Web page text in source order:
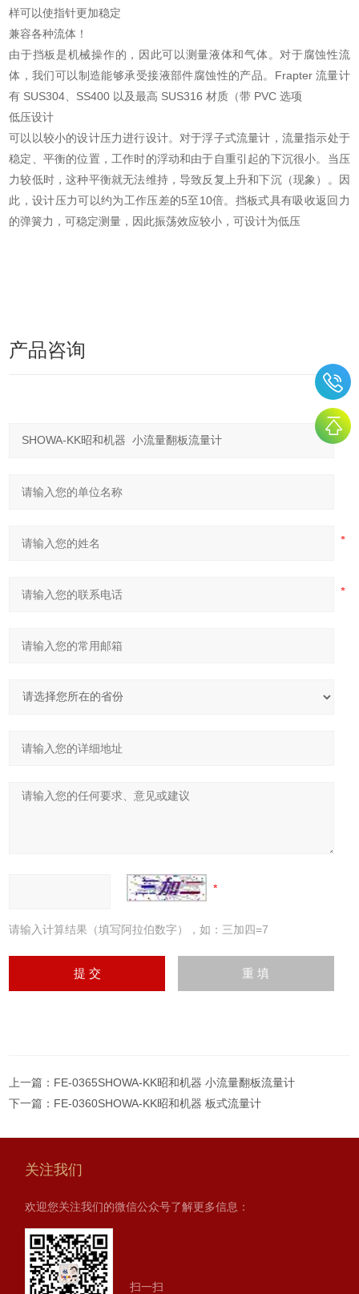
样可以使指针更加稳定
兼容各种流体！
由于挡板是机械操作的，因此可以测量液体和气体。对于腐蚀性流
体，我们可以制造能够承受接液部件腐蚀性的产品。Frapter 流量计
有 SUS304、SS400 以及最高 SUS316 材质（带 PVC 选项
低压设计
可以以较小的设计压力进行设计。对于浮子式流量计，流量指示处于
稳定、平衡的位置，工作时的浮动和由于自重引起的下沉很小。当压
力较低时，这种平衡就无法维持，导致反复上升和下沉（现象）。因
此，设计压力可以约为工作压差的5至10倍。挡板式具有吸收返回力
的弹簧力，可稳定测量，因此振荡效应较小，可设计为低压
产品咨询
请输入计算结果（填写阿拉伯数字），如：三加四=7
上一篇： FE-0365SHOWA-KK昭和机器 小流量翻板流量计
下一篇： FE-0360SHOWA-KK昭和机器 板式流量计
关注我们
欢迎您关注我们的微信公众号了解更多信息：
扫一扫